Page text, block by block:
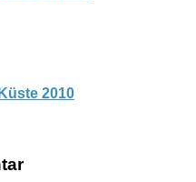
2010